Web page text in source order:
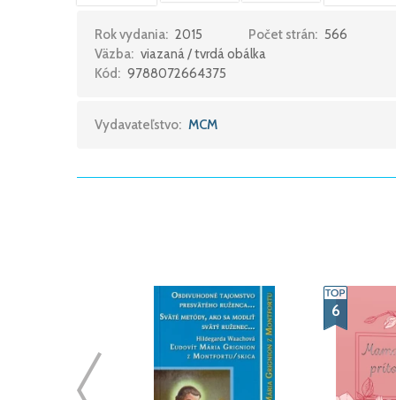
Rok vydania: 2015 Počet strán: 566
Väzba: viazaná / tvrdá obálka
Kód: 9788072664375
Vydavateľstvo: MCM
6